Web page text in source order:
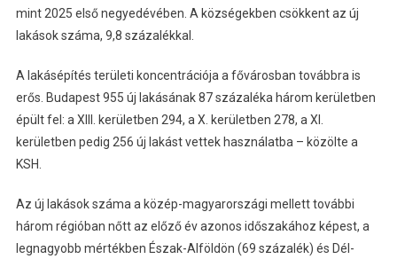
mint 2025 első negyedévében. A községekben csökkent az új
lakások száma, 9,8 százalékkal.
A lakásépítés területi koncentrációja a fővárosban továbbra is
erős. Budapest 955 új lakásának 87 százaléka három kerületben
épült fel: a XIII. kerületben 294, a X. kerületben 278, a XI.
kerületben pedig 256 új lakást vettek használatba – közölte a
KSH.
Az új lakások száma a közép-magyarországi mellett további
három régióban nőtt az előző év azonos időszakához képest, a
legnagyobb mértékben Észak-Alföldön (69 százalék) és Dél-